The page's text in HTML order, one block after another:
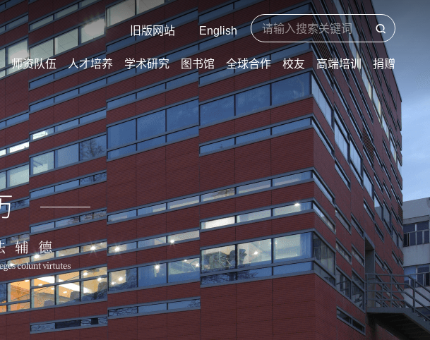
旧版网站 English
师资队伍 人才培养 学术研究 图书馆 全球合作 校友 高端培训 捐赠